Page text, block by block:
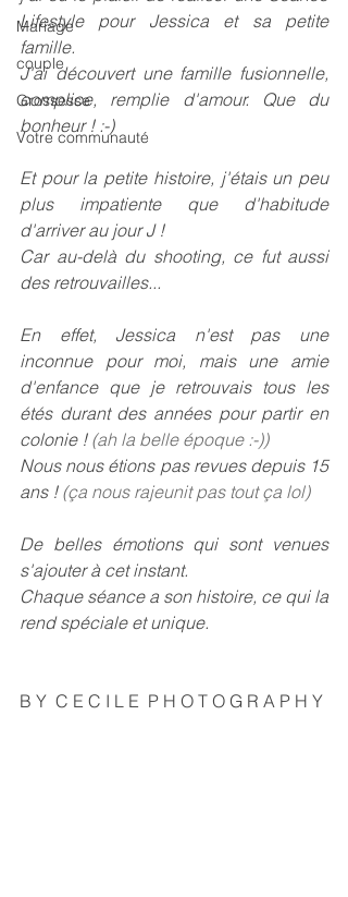
Mariage
couple
Grossesse
Votre communauté
Lifestyle pour Jessica et sa petite
famille.
J'ai découvert une famille fusionnelle,
complice, remplie d'amour. Que du
bonheur ! :-)
Et pour la petite histoire, j'étais un peu
plus impatiente que d'habitude
d'arriver au jour J !
Car au-delà du shooting, ce fut aussi
des retrouvailles...
En effet, Jessica n'est pas une
inconnue pour moi, mais une amie
d'enfance que je retrouvais tous les
étés durant des années pour partir en
colonie ! (ah la belle époque :-))
Nous nous étions pas revues depuis 15
ans ! (ça nous rajeunit pas tout ça lol)
De belles émotions qui sont venues
s'ajouter à cet instant.
Chaque séance a son histoire, ce qui la
rend spéciale et unique.
B Y  C E C I L E  P H O T O G R A P H Y